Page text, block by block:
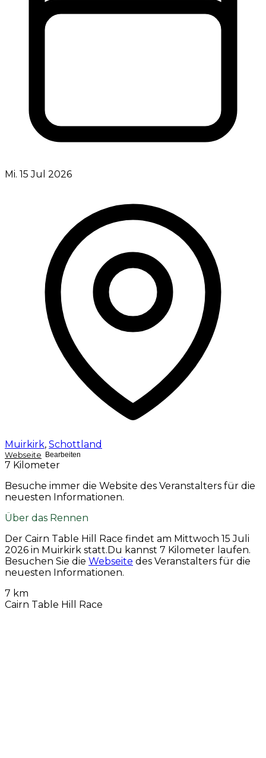
Mi. 15 Jul 2026
Muirkirk, Schottland
Webseite Bearbeiten
7 Kilometer
Besuche immer die Website des Veranstalters für die
neuesten Informationen.
Über das Rennen
Der Cairn Table Hill Race findet am Mittwoch 15 Juli
2026 in Muirkirk statt.Du kannst 7 Kilometer laufen.
Besuchen Sie die Webseite des Veranstalters für die
neuesten Informationen.
7 km
Cairn Table Hill Race